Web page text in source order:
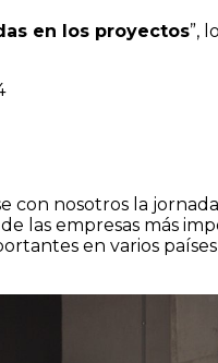
en los proyectos”,
nosotros la
las empresas más
en varios